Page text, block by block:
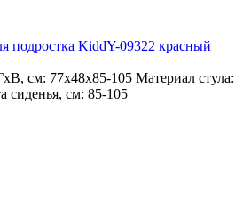
подростка KiddY-09322 красный
см: 77х48х85-105 Материал стула:
сиденья, см: 85-105